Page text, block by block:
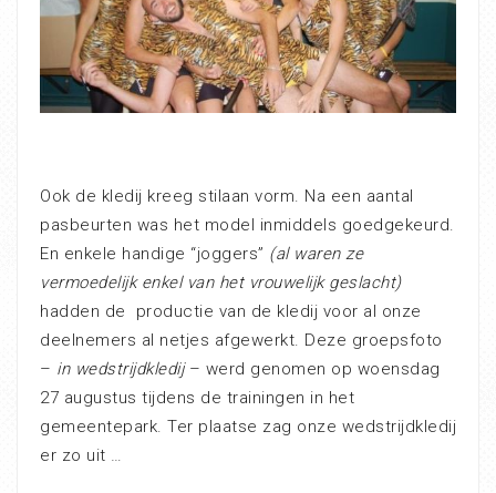
Ook de kledij kreeg stilaan vorm. Na een aantal
pasbeurten was het model inmiddels goedgekeurd.
En enkele handige “joggers” (al waren ze
vermoedelijk enkel van het vrouwelijk geslacht)
hadden de productie van de kledij voor al onze
deelnemers al netjes afgewerkt. Deze groepsfoto
– in wedstrijdkledij– werd genomen op woensdag
27 augustus tijdens de trainingen in het
gemeentepark. Ter plaatse zag onze wedstrijdkledij
er zo uit …